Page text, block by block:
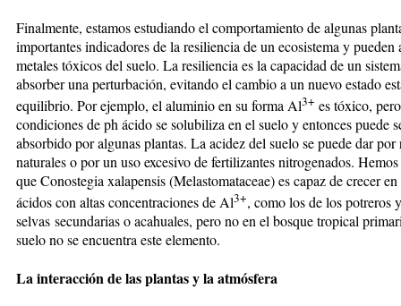
Finalmente, estamos estudiando el comportamiento de algunas
importantes indicadores de la resiliencia de un ecosistema y pueden
metales tóxicos del suelo. La resiliencia es la capacidad de un
absorber una perturbación, evitando el cambio a un nuevo estado
equilibrio. Por ejemplo, el aluminio en su forma Al3+ es tóxico,
condiciones de ph ácido se solubiliza en el suelo y entonces puede
absorbido por algunas plantas. La acidez del suelo se puede dar por
naturales o por un uso excesivo de fertilizantes nitrogenados.
que Conostegia xalapensis (Melastomataceae) es capaz de crecer en
ácidos con altas concentraciones de Al3+, como los de los potreros y
selvas secundarias o acahuales, pero no en el bosque tropical
suelo no se encuentra este elemento.
La interacción de las plantas y la atmósfera